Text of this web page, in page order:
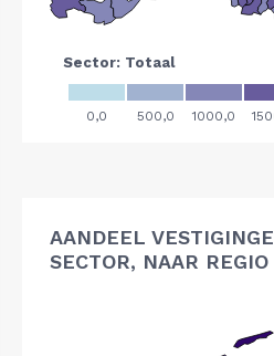
AANDEEL
SECTOR, NAAR REGIO